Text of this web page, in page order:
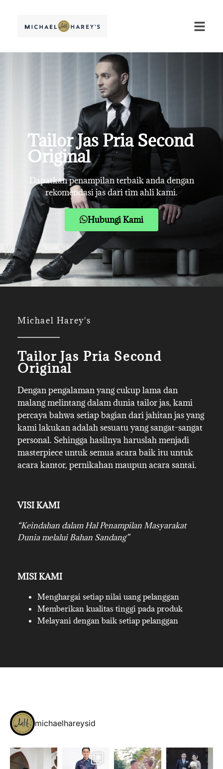
Tailor Jas Pria Second
Original
Dapatkan penampilan terbaik anda dengan
rekomendasi jas dari tim ahli kami.
Hubungi Kami
Michael Harey's
Tailor Jas Pria Second
Original
Dengan pengalaman yang cukup lama dan
malang melintang dalam dunia tailor jas, kami
percaya bahwa setiap bagian dari jahitan jas yang
kami lakukan adalah sesuatu yang sangat-sangat
personal. Sehingga hasilnya haruslah menjadi
masterpiece untuk semua acara baik itu untuk
acara kantor, pernikahan maupun acara santai.
VISI KAMI
“Keindahan dalam Hal Penampilan Masyarakat
Dunia melalui Bahan Sandang”
MISI KAMI
Menghargai setiap nilai uang pelanggan
Memberikan kualitas tinggi pada produk
Melayani dengan baik setiap pelanggan
michaelhareysid